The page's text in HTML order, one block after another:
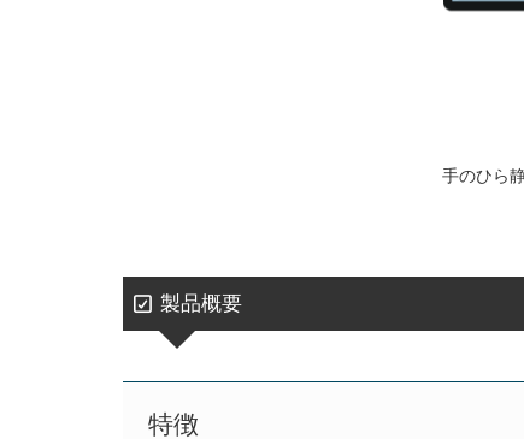
手のひら
製品概要
特徴